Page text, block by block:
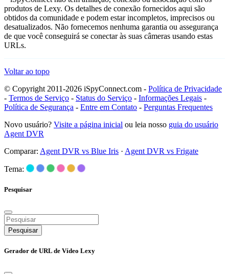
produtos de Lexy. Os detalhes de conexão fornecidos aqui são
obtidos da comunidade e podem estar incompletos, imprecisos ou
desatualizados. Não fornecemos nenhuma garantia ou assegurança
de que você conseguirá se conectar às suas câmeras usando estas
URLs.
Voltar ao topo
© Copyright 2011-2026 iSpyConnect.com - Política de Privacidade
- Termos de Serviço - Status do Serviço - Informações Legais -
Política de Segurança - Entre em Contato - Perguntas Frequentes
Novo usuário? Visite a página inicial ou leia nosso guia do usuário
Agent DVR
Comparar: Agent DVR vs Blue Iris · Agent DVR vs Frigate
Tema:
Pesquisar
Pesquisar
Gerador de URL de Vídeo Lexy